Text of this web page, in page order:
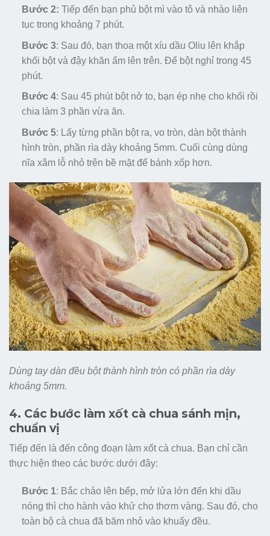
Bước 2: Tiếp đến bạn phủ bột mì vào tô và nhào liên
tục trong khoảng 7 phút.
Bước 3: Sau đó, bạn thoa một xíu dầu Oliu lên khắp
khối bột và đậy khăn ẩm lên trên. Để bột nghỉ trong 45
phút.
Bước 4: Sau 45 phút bột nở to, bạn ép nhẹ cho khối rồi
chia làm 3 phần vừa ăn.
Bước 5: Lấy từng phần bột ra, vo tròn, dàn bột thành
hình tròn, phần rìa dày khoảng 5mm. Cuối cùng dùng
nĩa xâm lỗ nhỏ trên bề mặt để bánh xốp hơn.
Dùng tay dàn đều bột thành hình tròn có phần rìa dày
khoảng 5mm.
4. Các bước làm xốt cà chua sánh mịn,
chuẩn vị
Tiếp đến là đến công đoạn làm xốt cà chua. Bạn chỉ cần
thực hiện theo các bước dưới đây:
Bước 1: Bắc chảo lên bếp, mở lửa lớn đến khi dầu
nóng thì cho hành vào khử cho thơm vàng. Sau đó, cho
toàn bộ cà chua đã băm nhỏ vào khuấy đều.